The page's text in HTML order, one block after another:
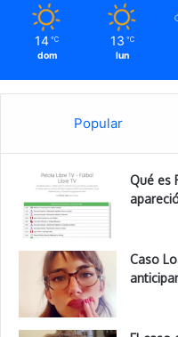
14 ℃
dom
13 ℃
lun
Popular
Qué es
Caso